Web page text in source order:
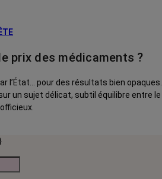
prix des médicaments ?
bien opaques.
un sujet délicat, subtil équilibre entre le